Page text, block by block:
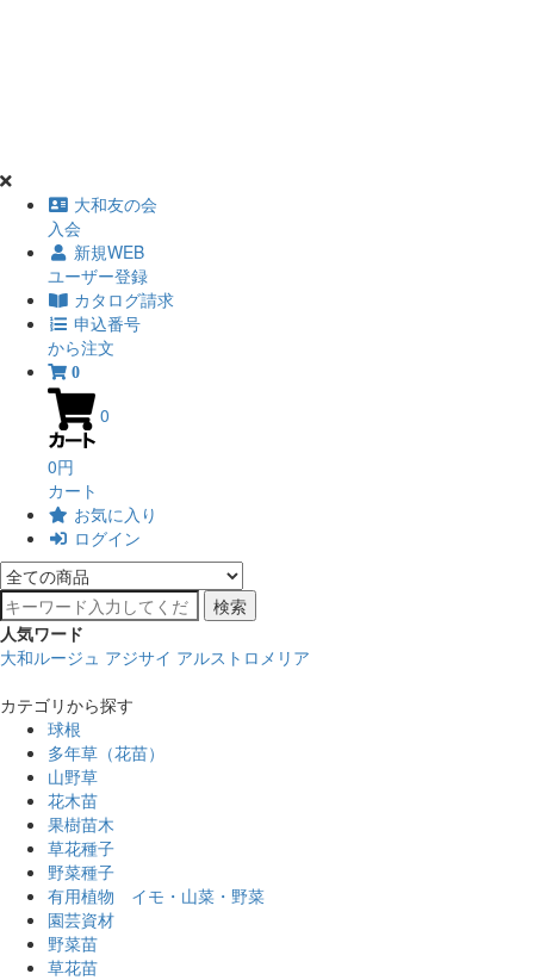
大和友の会
入会
新規WEB
ユーザー登録
カタログ請求
申込番号
から注文
0
0
0円
カート
お気に入り
ログイン
検索
人気ワード
大和ルージュ アジサイ アルストロメリア
カテゴリから探す
球根
多年草（花苗）
山野草
花木苗
果樹苗木
草花種子
野菜種子
有用植物 イモ・山菜・野菜
園芸資材
野菜苗
草花苗